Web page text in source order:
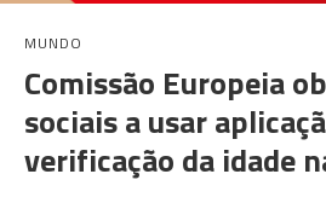
MUNDO
Comissão Europeia
sociais a usar
verificação da idade